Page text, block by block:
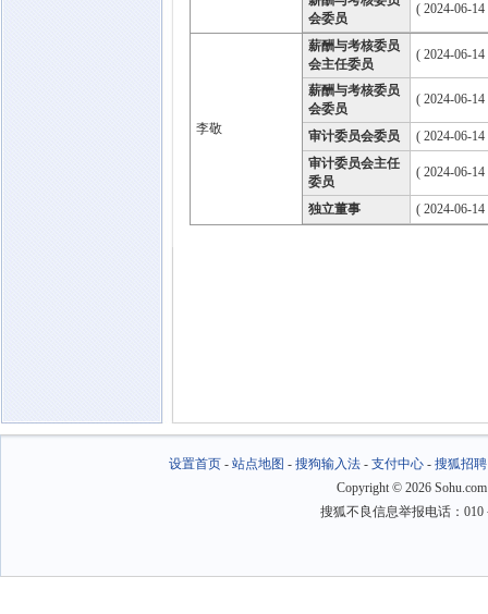
会委员
( 2024-06-
李敬
薪酬与考核委员
会主任委员
( 2024-06-
薪酬与考核委员
会委员
( 2024-06-
审计委员会委员
( 2024-06-
审计委员会主任
委员
( 2024-06-
独立董事 ( 2024-06-
设置首页- 站点地图 - 搜狗输入法- 支付中心- 搜狐招聘
Copyright © 2026
搜狐不良信息举报电话：010